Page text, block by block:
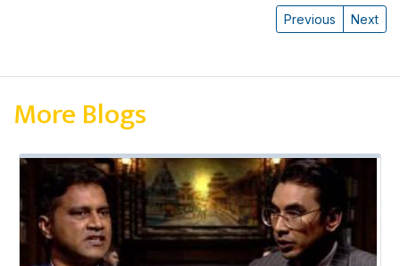
Previous Next
More Blogs